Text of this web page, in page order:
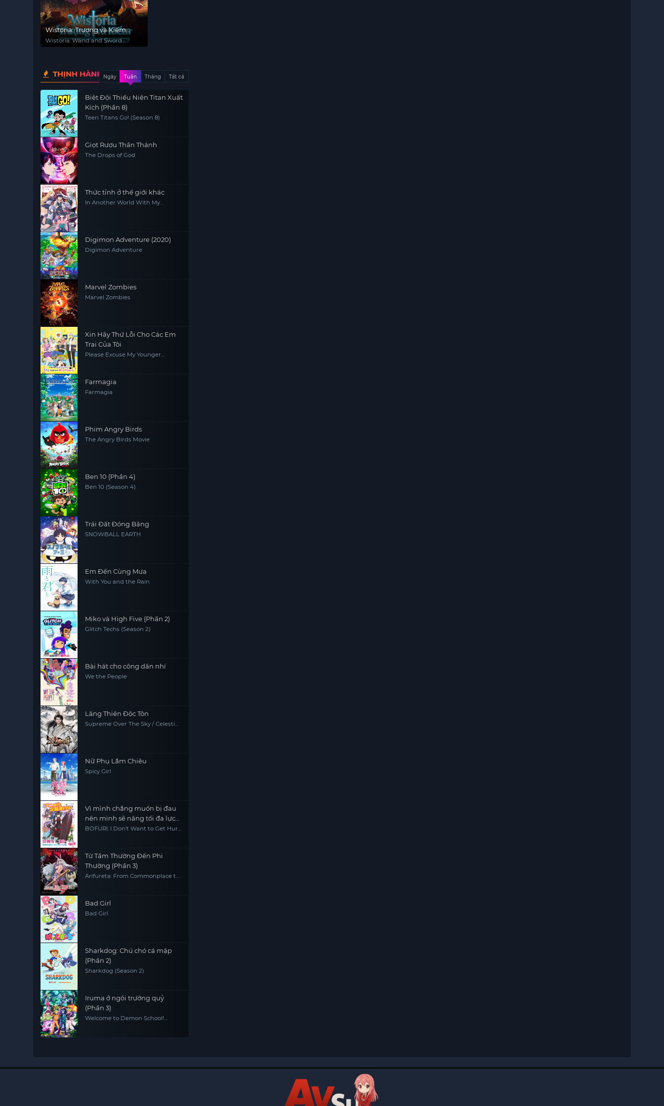
Wistoria: Trượng và Kiếm
(Phần 2)
Wistoria: Wand and Sword
THỊNH HÀNHNgày Tuần Tháng Tất cả
Biệt Đội Thiếu Niên Titan Xuất
Kích (Phần 8)
Teen Titans Go! (Season 8)
Giọt Rượu Thần Thánh
The Drops of God
Thức tỉnh ở thế giới khác
In Another World With My
Digimon Adventure (2020)
Digimon Adventure
Marvel Zombies
Marvel Zombies
Xin Hãy Thứ Lỗi Cho Các Em
Trai Của Tôi
Please Excuse My Younger
Farmagia
Farmagia
Phim Angry Birds
The Angry Birds Movie
Ben 10 (Phần 4)
Ben 10 (Season 4)
Trái Đất Đóng Băng
SNOWBALL EARTH
Em Đến Cùng Mưa
With You and the Rain
Miko và High Five (Phần 2)
Glitch Techs (Season 2)
Bài hát cho công dân nhí
We the People
Lăng Thiên Độc Tôn
Supreme Over The Sky / Celestial
Nữ Phụ Lắm Chiêu
Spicy Girl
Vì mình chẳng muốn bị đau
nên mình sẽ nâng tối đa lực
phòng ngự - mùa 2
BOFURI: I Don't Want to Get Hurt,
Từ Tầm Thường Đến Phi
Thường (Phần 3)
Arifureta: From Commonplace to
Bad Girl
Bad Girl
Sharkdog: Chú chó cá mập
(Phần 2)
Sharkdog (Season 2)
Iruma ở ngôi trường quỷ
(Phần 3)
Welcome to Demon School!